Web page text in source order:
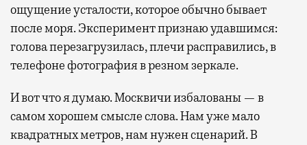
ощущение усталости, которое обычно бывает
после моря. Эксперимент признаю удавшимся:
голова перезагрузилась, плечи расправились, в
телефоне фотография в резном зеркале.
И вот что я думаю. Москвичи избалованы — в
самом хорошем смысле слова. Нам уже мало
квадратных метров, нам нужен сценарий. В